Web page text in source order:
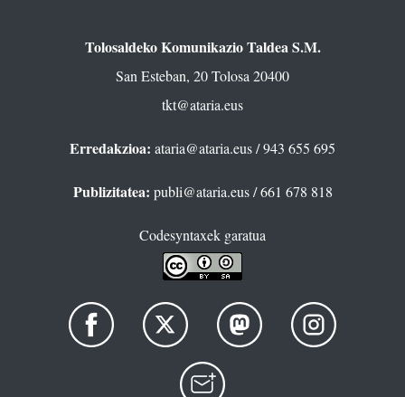
Tolosaldeko Komunikazio Taldea S.M.
San Esteban, 20 Tolosa 20400
tkt@ataria.eus
Erredakzioa: ataria@ataria.eus/ 943 655 695
Publizitatea: publi@ataria.eus/ 661 678 818
Codesyntaxek garatua